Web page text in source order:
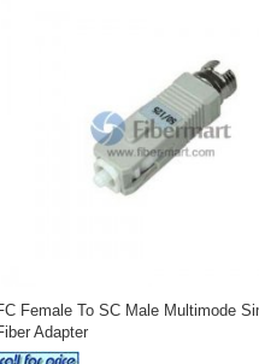
Female To SC Male Multimode
Adapter